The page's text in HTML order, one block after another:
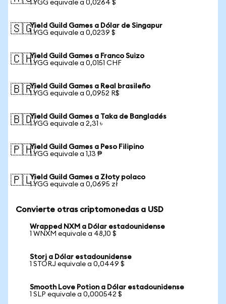
1 YGG equivale a 0,0264 $
🇸🇬Yield Guild Games a Dólar de Singapur
1 YGG equivale a 0,0239 $
🇨🇭Yield Guild Games a Franco Suizo
1 YGG equivale a 0,0151 CHF
🇧🇷Yield Guild Games a Real brasileño
1 YGG equivale a 0,0952 R$
🇧🇩Yield Guild Games a Taka de Bangladés
1 YGG equivale a 2,31 ৳
🇵🇭Yield Guild Games a Peso Filipino
1 YGG equivale a 1,13 ₱
🇵🇱Yield Guild Games a Złoty polaco
1 YGG equivale a 0,0695 zł
Convierte otras criptomonedas a USD
Wrapped NXM a Dólar estadounidense
1 WNXM equivale a 48,10 $
Storj a Dólar estadounidense
1 STORJ equivale a 0,0449 $
Smooth Love Potion a Dólar estadounidense
1 SLP equivale a 0,000542 $